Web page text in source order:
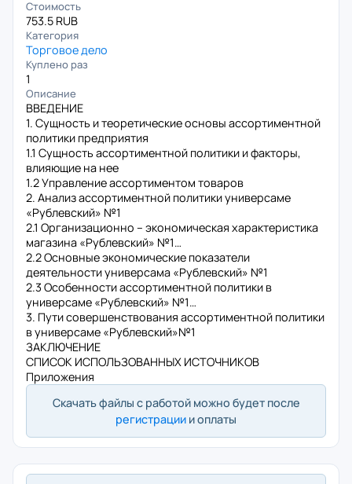
Стоимость
753.5 RUB
Категория
Торговое дело
Куплено раз
1
Описание
ВВЕДЕНИЕ
1. Сущность и теоретические основы ассортиментной
политики предприятия
1.1 Сущность ассортиментной политики и факторы,
влияющие на нее
1.2 Управление ассортиментом товаров
2. Анализ ассортиментной политики универсаме
«Рублевский» №1
2.1 Организационно – экономическая характеристика
магазина «Рублевский» №1…
2.2 Основные экономические показатели
деятельности универсама «Рублевский» №1
2.3 Особенности ассортиментной политики в
универсаме «Рублевский» №1…
3. Пути совершенствования ассортиментной политики
в универсаме «Рублевский»№1
ЗАКЛЮЧЕНИЕ
СПИСОК ИСПОЛЬЗОВАННЫХ ИСТОЧНИКОВ
Приложения
Скачать файлы с работой можно будет после
регистрации и оплаты